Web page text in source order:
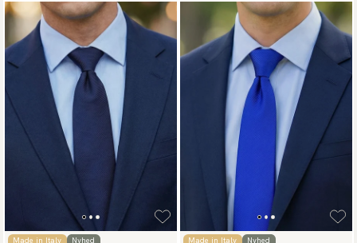
Made in Italy Nyhed Made in Italy Nyhed